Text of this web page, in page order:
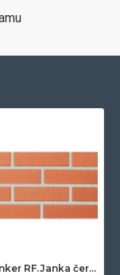
Cihla Klinker RF.Janka červená světlá 25x12x6,5cm- 420ks/pal.